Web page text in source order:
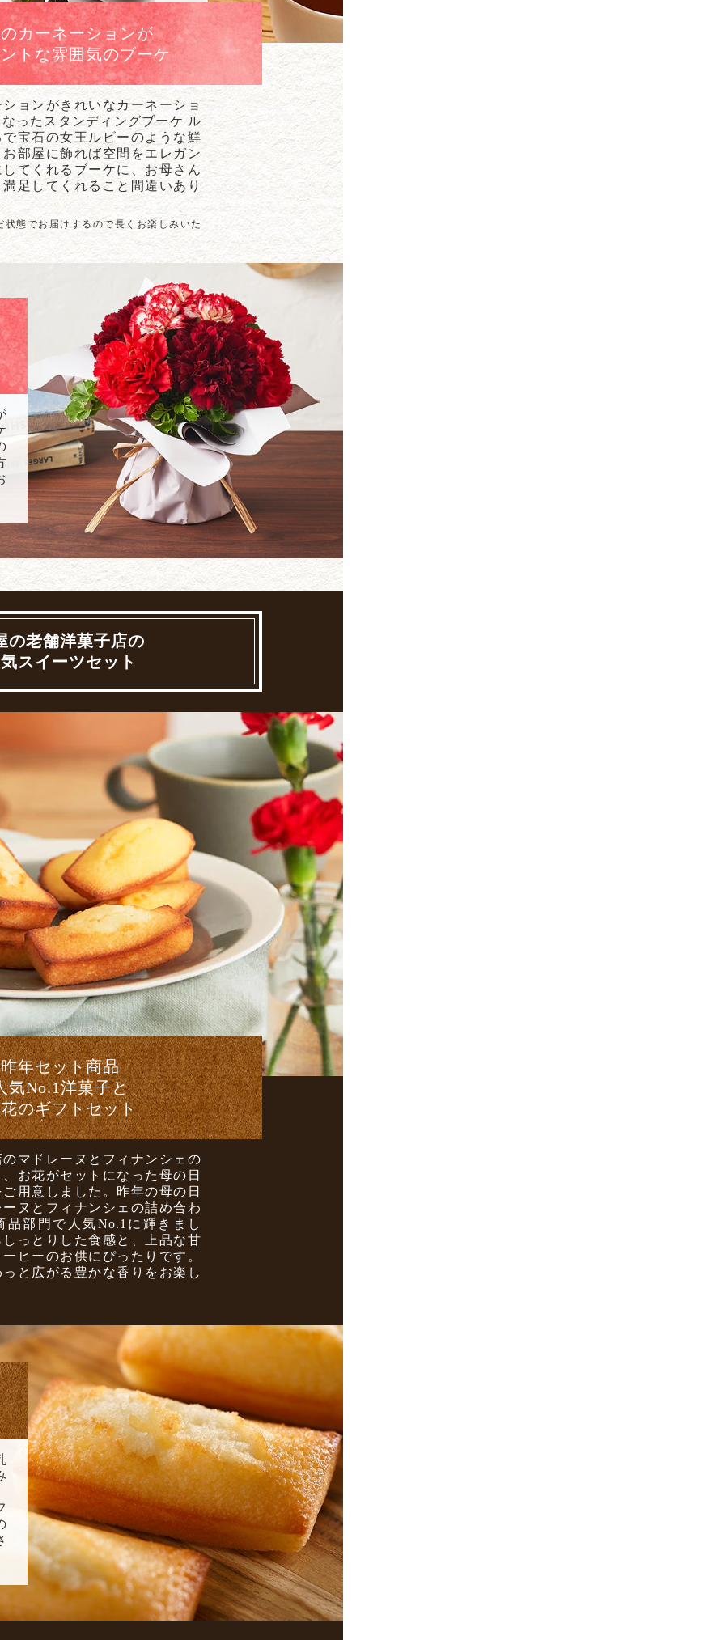
カーネーションが
トな雰囲気のブーケ
ョンがきれいなカーネーショ
ったスタンディングブーケ ル
宝石の女王ルビーのような鮮
部屋に飾れば空間をエレガン
てくれるブーケに、お母さん
足してくれること間違いあり
態でお届けするので長くお楽しみいた
の老舗洋菓子店の
スイーツセット
昨年セット商品
気No.1洋菓子と
のギフトセット
マドレーヌとフィナンシェの
お花がセットになった母の日
用意しました。昨年の母の日
ヌとフィナンシェの詰め合わ
品部門で人気No.1に輝きまし
っとりした食感と、上品な甘
ヒーのお供にぴったりです。
と広がる豊かな香りをお楽し